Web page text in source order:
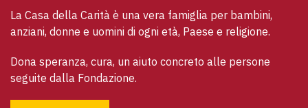
La Casa della Carità è una vera famiglia per bambini,
anziani, donne e uomini di ogni età, Paese e religione.
Dona speranza, cura, un aiuto concreto alle persone
seguite dalla Fondazione.